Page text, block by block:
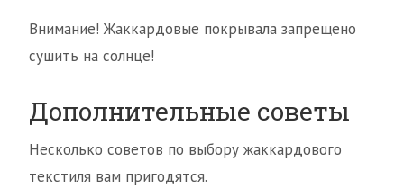
Внимание! Жаккардовые покрывала запрещено
сушить на солнце!
Дополнительные советы
Несколько советов по выбору жаккардового
текстиля вам пригодятся.